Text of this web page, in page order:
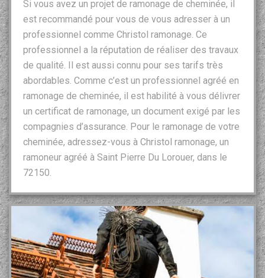
Si vous avez un projet de ramonage de cheminée, il
est recommandé pour vous de vous adresser à un
professionnel comme Christol ramonage. Ce
professionnel a la réputation de réaliser des travaux
de qualité. Il est aussi connu pour ses tarifs très
abordables. Comme c’est un professionnel agréé en
ramonage de cheminée, il est habilité à vous délivrer
un certificat de ramonage, un document exigé par les
compagnies d’assurance. Pour le ramonage de votre
cheminée, adressez-vous à Christol ramonage, un
ramoneur agréé à Saint Pierre Du Lorouer, dans le
72150.